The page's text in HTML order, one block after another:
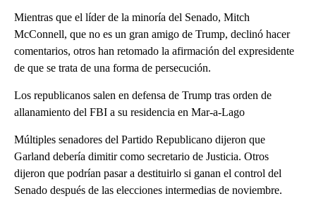
Mientras que el líder de la minoría del Senado, Mitch
McConnell, que no es un gran amigo de Trump, declinó hacer
comentarios, otros han retomado la afirmación del expresidente
de que se trata de una forma de persecución.
Los republicanos salen en defensa de Trump tras orden de
allanamiento del FBI a su residencia en Mar-a-Lago
Múltiples senadores del Partido Republicano dijeron que
Garland debería dimitir como secretario de Justicia. Otros
dijeron que podrían pasar a destituirlo si ganan el control del
Senado después de las elecciones intermedias de noviembre.